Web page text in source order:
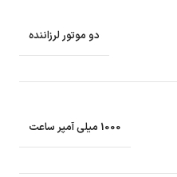
دو موتور لرزاننده
1000 میلی آمپر ساعت